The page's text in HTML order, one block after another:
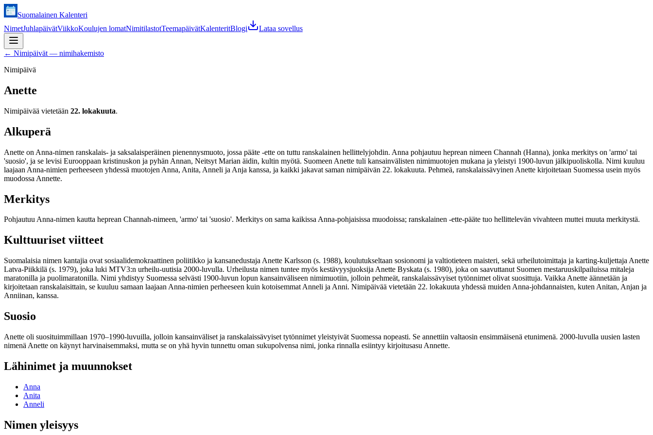
Suomalainen Kalenteri
NimetJuhlapäivätViikkoKoulujen lomatNimitilastotTeemapäivätKalenteritBlogi Lataa sovellus
← Nimipäivät — nimihakemisto
Nimipäivä
Anette
Nimipäivää vietetään 22. lokakuuta.
Alkuperä
Anette on Anna-nimen ranskalais- ja saksalaisperäinen pienennysmuoto, jossa pääte -ette on tuttu ranskalainen hellittelyjohdin. Anna pohjautuu heprean nimeen Channah (Hanna), jonka merkitys on 'armo' tai
'suosio', ja se levisi Eurooppaan kristinuskon ja pyhän Annan, Neitsyt Marian äidin, kultin myötä. Suomeen Anette tuli kansainvälisten nimimuotojen mukana ja yleistyi 1900-luvun jälkipuoliskolla. Nimi kuuluu
laajaan Anna-nimien perheeseen yhdessä muotojen Anna, Anita, Anneli ja Anja kanssa, ja kaikki jakavat saman nimipäivän 22. lokakuuta. Pehmeä, ranskalaissävyinen Anette kirjoitetaan Suomessa usein myös
muodossa Annette.
Merkitys
Pohjautuu Anna-nimen kautta heprean Channah-nimeen, 'armo' tai 'suosio'. Merkitys on sama kaikissa Anna-pohjaisissa muodoissa; ranskalainen -ette-pääte tuo hellittelevän vivahteen muttei muuta merkitystä.
Kulttuuriset viitteet
Suomalaisia nimen kantajia ovat sosiaalidemokraattinen poliitikko ja kansanedustaja Anette Karlsson (s. 1988), koulutukseltaan sosionomi ja valtiotieteen maisteri, sekä urheilutoimittaja ja karting-kuljettaja Anette
Latva-Piikkilä (s. 1979), joka luki MTV3:n urheilu-uutisia 2000-luvulla. Urheilusta nimen tuntee myös kestävyysjuoksija Anette Byskata (s. 1980), joka on saavuttanut Suomen mestaruuskilpailuissa mitaleja
maratonilla ja puolimaratonilla. Nimi yhdistyy Suomessa selvästi 1900-luvun lopun kansainväliseen nimimuotiin, jolloin pehmeät, ranskalaissävyiset tytönnimet olivat suosittuja. Vaikka Anette äännetään ja
kirjoitetaan ranskalaisittain, se kuuluu samaan laajaan Anna-nimien perheeseen kuin kotoisemmat Anneli ja Anni. Nimipäivää vietetään 22. lokakuuta yhdessä muiden Anna-johdannaisten, kuten Anitan, Anjan ja
Anniinan, kanssa.
Suosio
Anette oli suosituimmillaan 1970–1990-luvuilla, jolloin kansainväliset ja ranskalaissävyiset tytönnimet yleistyivät Suomessa nopeasti. Se annettiin valtaosin ensimmäisenä etunimenä. 2000-luvulla uusien lasten
nimenä Anette on käynyt harvinaisemmaksi, mutta se on yhä hyvin tunnettu oman sukupolvensa nimi, jonka rinnalla esiintyy kirjoitusasu Annette.
Lähinimet ja muunnokset
Anna
Anita
Anneli
Nimen yleisyys